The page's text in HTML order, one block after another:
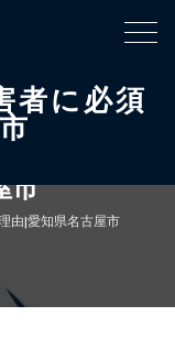
ナ
ビ
ョ
ン
切
者に必須
必須な理
市
由|愛知県名古屋市